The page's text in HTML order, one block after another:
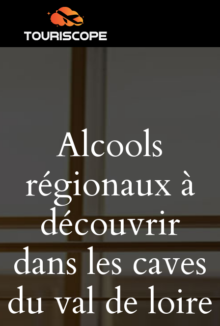
Alcools
régionaux à
découvrir
dans les caves
du val de loire